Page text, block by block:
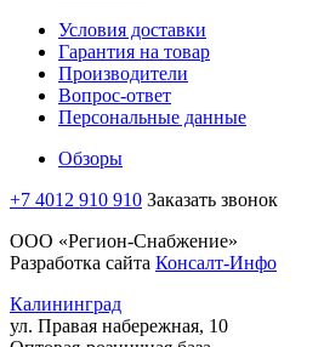
Условия доставки
Гарантия на товар
Производители
Вопрос-ответ
Персональные данные
Обзоры
+7 4012 910 910 Заказать звонок
ООО «Регион-Снабжение»
Разработка сайта Консалт-Инфо
Калининград
ул. Правая набережная, 10